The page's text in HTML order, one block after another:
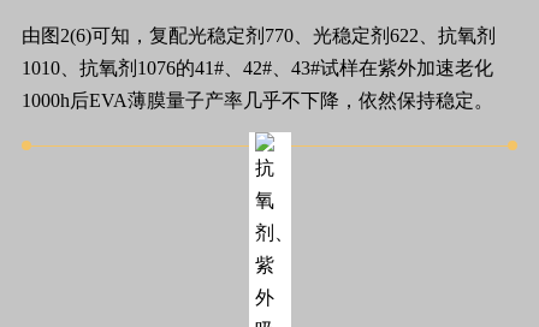
由图2(6)可知，复配光稳定剂770、光稳定剂622、抗氧剂
1010、抗氧剂1076的41#、42#、43#试样在紫外加速老化
1000h后EVA薄膜量子产率几乎不下降，依然保持稳定。